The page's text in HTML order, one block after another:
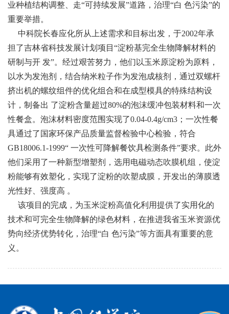
业种植结构调整、走“可持续发展”道路，治理“白 色污染”的
重要举措。
中科院长春应化所从上述需求和目标出发，于2002年承
担了吉林省科技发展计划项目“淀粉基完全生物降解材料的
研制与开 发”。经过艰苦努力，他们以玉米原淀粉为原料，
以水为发泡剂，结合纳米粒子作为发泡成核剂，通过双螺杆
挤出机的螺纹组件的优化组合和在成型模具的特殊结构设
计，制备出 了淀粉含量超过80%的泡沫缓冲包装材料和一次
性餐盒。泡沫材料密度范围实现了0.04-0.4g/cm3；一次性餐
具通过了国家环保产品质量监督检验中心检验，符合
GB18006.1-1999“ 一次性可降解餐饮具检测条件”要求。此外
他们采用了一种新型增塑剂，选用电磁动态吹膜机组，使淀
粉能够有效塑化，实现了淀粉的吹塑成膜，开发出的薄膜透
光性好、强度高 。
该项目的完成，为玉米淀粉高值化利用提供了实用化的
技术和可完全生物降解的绿色材料，在推进我省玉米资源优
势向经济优势转化，治理“白 色污染”等方面具有重要的意
义。